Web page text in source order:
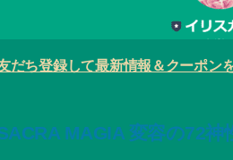
だち登録して最新情報＆クーポン
MAGIA 変容の72神